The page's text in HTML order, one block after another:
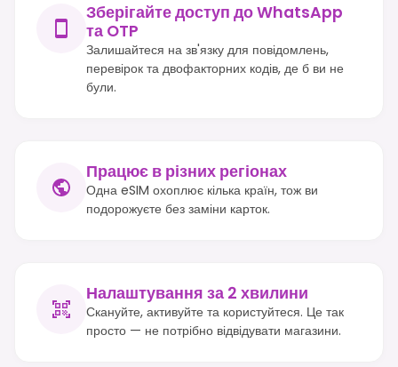
Зберігайте доступ до WhatsApp
та OTP
Залишайтеся на зв'язку для повідомлень,
перевірок та двофакторних кодів, де б ви не
були.
Працює в різних регіонах
Одна eSIM охоплює кілька країн, тож ви
подорожуєте без заміни карток.
Налаштування за 2 хвилини
Скануйте, активуйте та користуйтеся. Це так
просто — не потрібно відвідувати магазини.